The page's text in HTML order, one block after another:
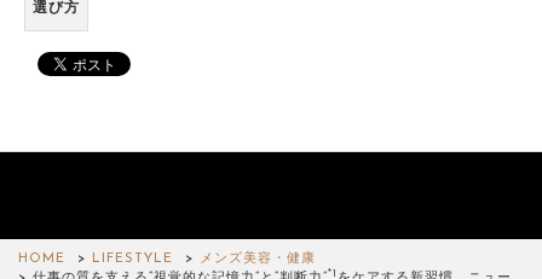
選び方
HOME LIFESTYLE
メンズ美容・健康
*1